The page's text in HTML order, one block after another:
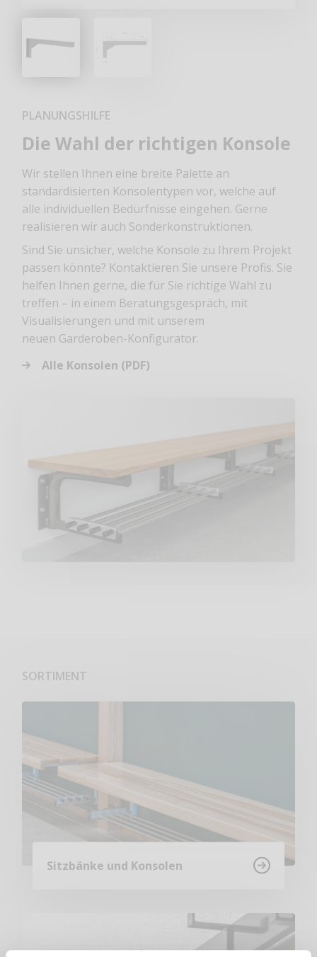
PLANUNGSHILFE
Die Wahl der richtigen Konsole
Wir stellen Ihnen eine breite Palette an
standardisierten Konsolentypen vor, welche auf
alle individuellen Bedürfnisse eingehen. Gerne
realisieren wir auch Sonderkonstruktionen.
Sind Sie unsicher, welche Konsole zu Ihrem Projekt
passen könnte? Kontaktieren Sie unsere Profis. Sie
helfen Ihnen gerne, die für Sie richtige Wahl zu
treffen – in einem Beratungsgespräch, mit
Visualisierungen und mit unserem
neuen Garderoben-Konfigurator.
Alle Konsolen (PDF)
SORTIMENT
Sitzbänke und Konsolen